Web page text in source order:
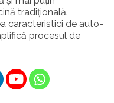
tradițională.
caracteristici de auto-
procesul de